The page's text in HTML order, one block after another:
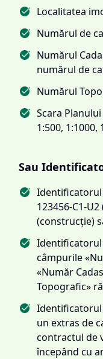
Localitatea
Numărul de
Numărul
numărul de
Numărul
Scara
1:500, 1:1000,
Sau
123456-C1-
(construcție)
câmpurile
«Număr
Topografic»
un extras de
contractul de
începând cu